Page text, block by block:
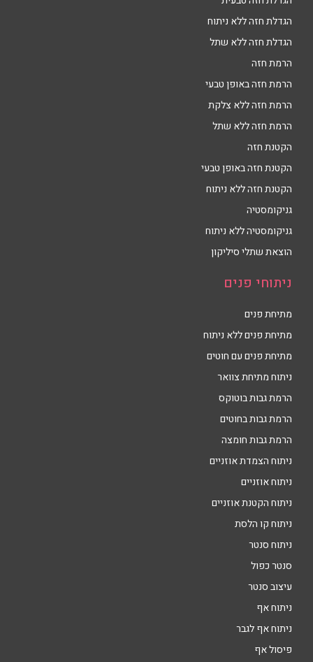
הגדלת חזה ללא ניתוח
הגדלת חזה ללא שתל
הרמת חזה
הרמת חזה באופן טבעי
הרמת חזה ללא צלקת
הרמת חזה ללא שתל
הקטנת חזה
הקטנת חזה באופן טבעי
הקטנת חזה ללא ניתוח
גניקומסטיה
גניקומסטיה ללא ניתוח
הוצאת שתלי סיליקון
ניתוחי פנים
מתיחת פנים
מתיחת פנים ללא ניתוח
מתיחת פנים עם חוטים
ניתוח מתיחת צוואר
הרמת גבות בוטוקס
הרמת גבות בחוטים
הרמת גבות חומצה
ניתוח הצמדת אוזניים
ניתוח אוזניים
ניתוח הקטנת אוזניים
ניתוח קו הלסת
ניתוח סנטר
סנטר כפול
עיצוב סנטר
ניתוח אף
ניתוח אף לגבר
פיסול אף